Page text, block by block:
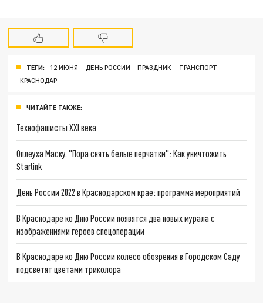
ТЕГИ: 12 ИЮНЯ ДЕНЬ РОССИИ ПРАЗДНИК
ТРАНСПОРТ
КРАСНОДАР
ЧИТАЙТЕ ТАКЖЕ:
Технофашисты XXI века
Оплеуха Маску. "Пора снять белые перчатки": Как уничтожить
Starlink
День России 2022 в Краснодарском крае: программа мероприятий
В Краснодаре ко Дню России появятся два новых мурала с
изображениями героев спецоперации
В Краснодаре ко Дню России колесо обозрения в Городском Саду
подсветят цветами триколора